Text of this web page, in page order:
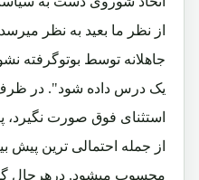
از نظر ما بعید به نظر
جاهلانه توسط بوتوگرفته
یک درس داده شود". در ظرف
استثنای فوق صورت نگیرد،
از جمله احتمالی ترین پیش
محسوب میشود. درهرحال